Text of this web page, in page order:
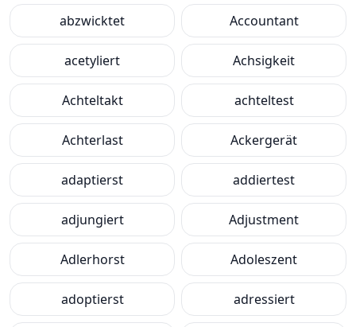
abzwicktet Accountant
acetyliert Achsigkeit
Achteltakt achteltest
Achterlast Ackergerät
adaptierst addiertest
adjungiert Adjustment
Adlerhorst Adoleszent
adoptierst adressiert